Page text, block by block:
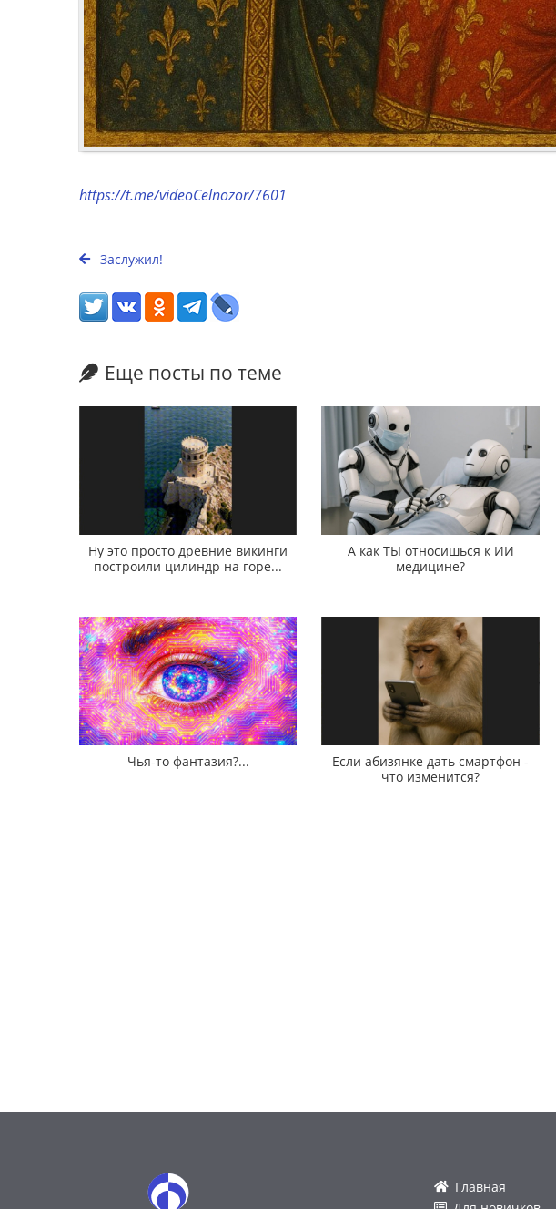
https://t.me/videoCelnozor/7601
Заслужил!
Еще посты по теме
Ну это просто древние викинги
построили цилиндр на горе...
А как ТЫ относишься к ИИ
медицине?
Чья-то фантазия?...
Если абизянке дать смартфон -
что изменится?
Главная